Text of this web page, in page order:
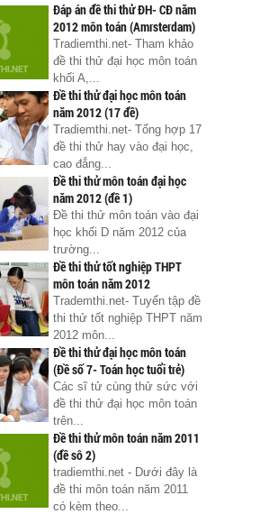
Đáp án đề thi thử ĐH- CĐ năm
2012 môn toán (Amrsterdam)
Tradiemthi.net- Tham khảo
đề thi thử đại học môn toán
khối A,...
Đề thi thử đại học môn toán
năm 2012 (17 đề)
Tradiemthi.net- Tổng hợp 17
đề thi thử hay vào đại học,
cao đẳng...
Đề thi thử môn toán đại học
năm 2012 (đề 1)
Đề thi thử môn toán vào đại
học khối D năm 2012 của
trường...
Đề thi thử tốt nghiệp THPT
môn toán năm 2012
Trademthi.net- Tuyển tập đề
thi thử tốt nghiệp THPT năm
2012 môn...
Đề thi thử đại học môn toán
(Đề số 7- Toán học tuổi trẻ)
Các sĩ tử cùng thử sức với
đề thi thử đại học môn toán
trên...
Đề thi thử môn toán năm 2011
(đề sô 2)
tradiemthi.net - Dưới đây là
đề thi môn toán năm 2011
có kèm theo...